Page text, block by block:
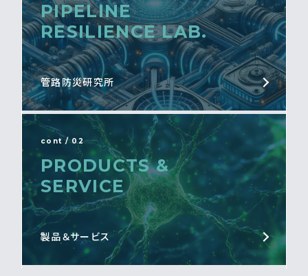
PIPELINE
RESILIENCE LAB.
管路防災研究所
cont / 02
PRODUCTS &
SERVICE
製品＆サービス